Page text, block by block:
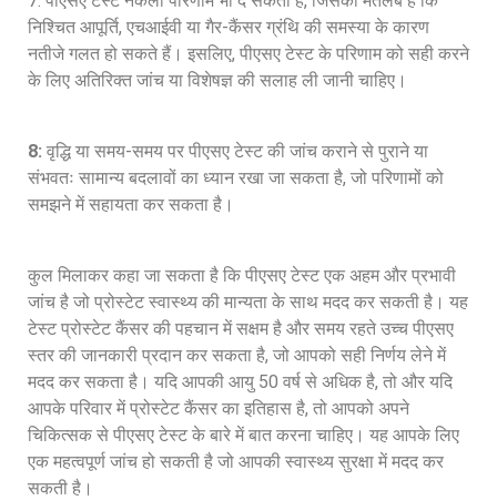
निश्चित आपूर्ति, एचआईवी या गैर-कैंसर ग्रंथि की समस्या के कारण
नतीजे गलत हो सकते हैं। इसलिए, पीएसए टेस्ट के परिणाम को सही करने
के लिए अतिरिक्त जांच या विशेषज्ञ की सलाह ली जानी चाहिए।
8: वृद्धि या समय-समय पर पीएसए टेस्ट की जांच कराने से पुराने या
संभवतः सामान्य बदलावों का ध्यान रखा जा सकता है, जो परिणामों को
समझने में सहायता कर सकता है।
कुल मिलाकर कहा जा सकता है कि पीएसए टेस्ट एक अहम और प्रभावी
जांच है जो प्रोस्टेट स्वास्थ्य की मान्यता के साथ मदद कर सकती है। यह
टेस्ट प्रोस्टेट कैंसर की पहचान में सक्षम है और समय रहते उच्च पीएसए
स्तर की जानकारी प्रदान कर सकता है, जो आपको सही निर्णय लेने में
मदद कर सकता है। यदि आपकी आयु 50 वर्ष से अधिक है, तो और यदि
आपके परिवार में प्रोस्टेट कैंसर का इतिहास है, तो आपको अपने
चिकित्सक से पीएसए टेस्ट के बारे में बात करना चाहिए। यह आपके लिए
एक महत्वपूर्ण जांच हो सकती है जो आपकी स्वास्थ्य सुरक्षा में मदद कर
सकती है।